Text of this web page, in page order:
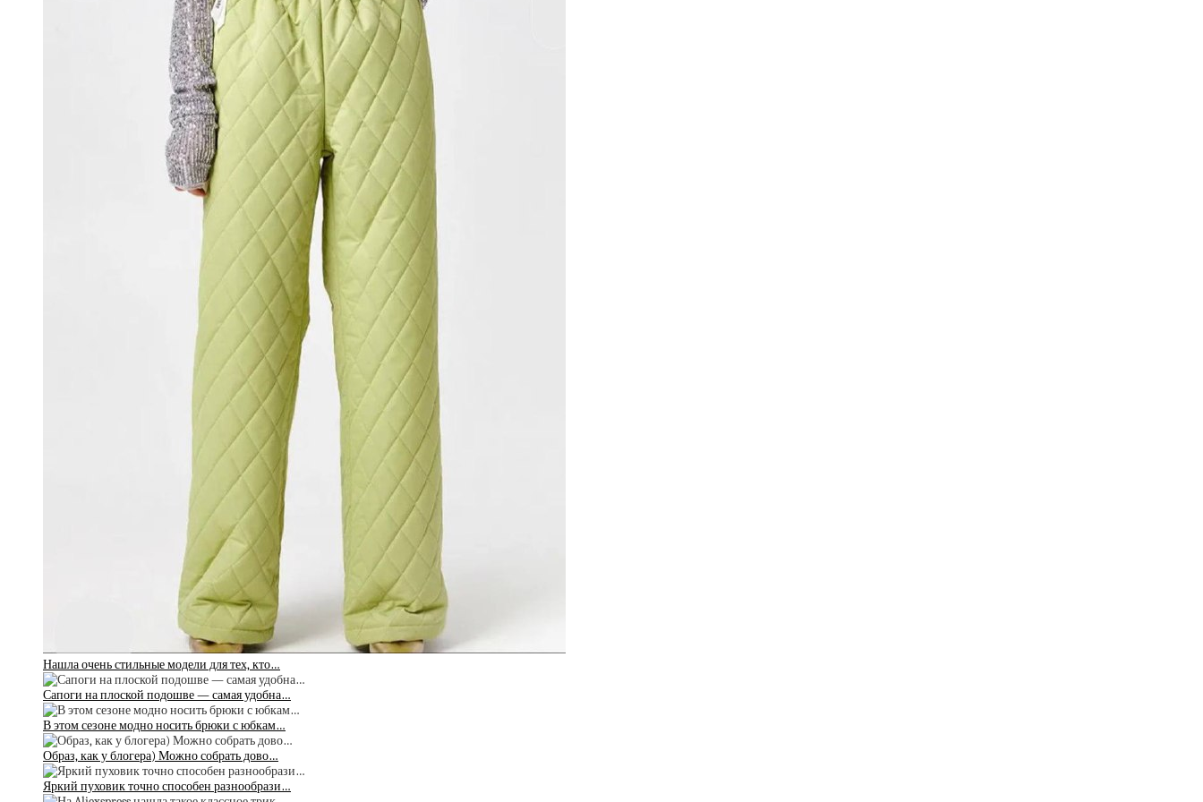
Нашла очень стильные модели для тех, кто…
Сапоги на плоской подошве — самая удобна…
В этом сезоне модно носить брюки с юбкам…
Образ, как у блогера) Можно собрать дово…
Яркий пуховик точно способен разнообрази…